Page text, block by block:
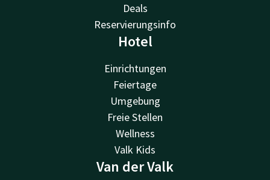
Deals
Reservierungsinfo
Hotel
Einrichtungen
Feiertage
Umgebung
Freie Stellen
Wellness
Valk Kids
Van der Valk